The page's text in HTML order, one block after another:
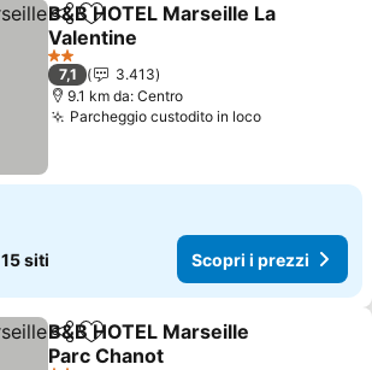
CondividiAggiungi ai preferiti
B&B HOTEL Marseille La
Valentine
Scopri i prezzi
2 Stelle
7,1
3.413
9.1 km da: Centro
Parcheggio custodito in locoScopri i
15 siti Scopri i prezzi
CondividiAggiungi ai preferiti
B&B HOTEL Marseille
Parc Chanot